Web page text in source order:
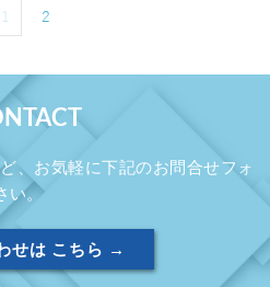
1 2
、お気軽に下記のお問合せフォ
い。
せは こちら →